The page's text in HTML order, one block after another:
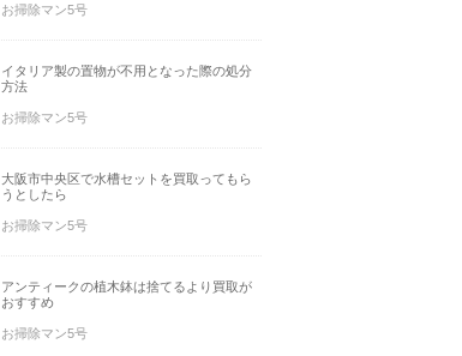
お掃除マン5号
イタリア製の置物が不用となった際の処分
方法
お掃除マン5号
大阪市中央区で水槽セットを買取ってもら
うとしたら
お掃除マン5号
アンティークの植木鉢は捨てるより買取が
おすすめ
お掃除マン5号